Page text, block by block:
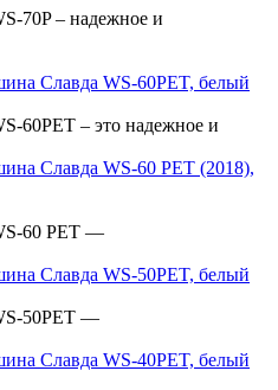
70P – надежное и
Славда WS-60PET, белый
60PET – это надежное и
Славда WS-60 PET (2018),
60 PET —
Славда WS-50PET, белый
50PET —
Славда WS-40PET, белый